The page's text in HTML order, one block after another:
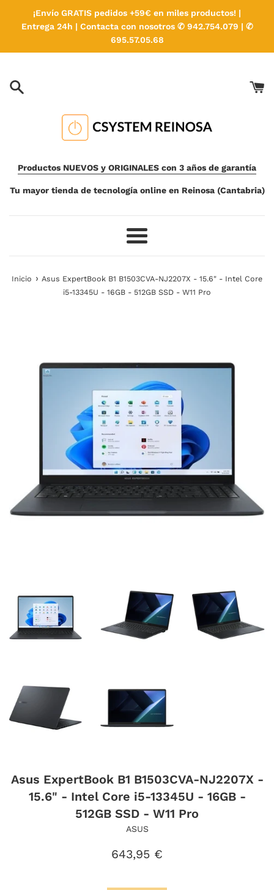
directamente
¡Envío GRATIS pedidos +59€ en miles productos! |
Entrega 24h | Contacta con nosotros ✆ 942.754.079 | ✆
695.57.05.68
Productos NUEVOS y ORIGINALES con 3 años de garantía
Tu mayor tienda de tecnología online en Reinosa (Cantabria)
Más
Inicio › Asus ExpertBook B1 B1503CVA-NJ2207X - 15.6" - Intel Core
i5-13345U - 16GB - 512GB SSD - W11 Pro
Asus ExpertBook B1 B1503CVA-NJ2207X -
15.6" - Intel Core i5-13345U - 16GB -
512GB SSD - W11 Pro
ASUS
Precio
643,95 €